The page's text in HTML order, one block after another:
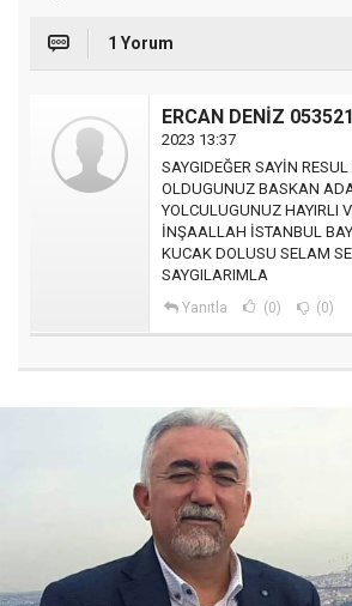
1 Yorum
ERCAN DENİZ
2023 13:37
SAYGIDEĞER SAYİN
OLDUGUNUZ BASKAN
YOLCULUGUNUZ HAYIRLI
İNŞAALLAH İSTANBUL
KUCAK DOLUSU SELAM
SAYGILARIMLA
Yanıtla (0) (0)